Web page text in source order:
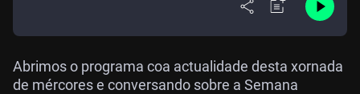
Abrimos o programa coa actualidade desta xornada
de mércores e conversando sobre a Semana